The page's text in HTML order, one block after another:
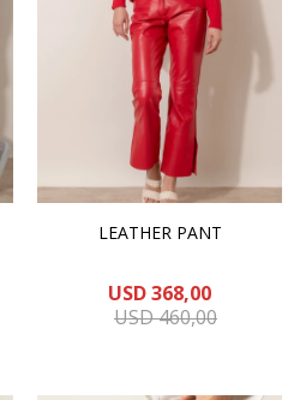
LEATHER PANT
USD368,00
USD460,00